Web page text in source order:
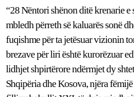
“28 Nëntori shënon ditë krenarie e
mbledh përreth së kaluarës sonë
fuqishme për ta jetësuar vizionin
brezave për liri është kurorëzuar
lidhjet shpirtërore ndërmjet dy
Shqipëria dhe Kosova, njëra